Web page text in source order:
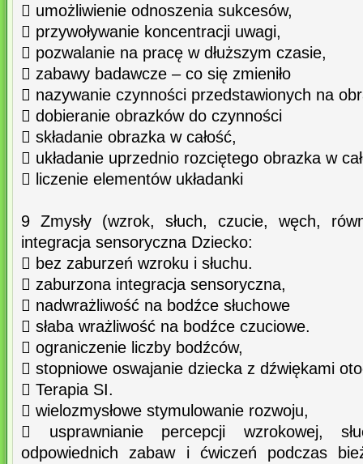
 umożliwienie odnoszenia sukcesów,
 przywoływanie koncentracji uwagi,
 pozwalanie na pracę w dłuższym czasie,
 zabawy badawcze – co się zmieniło
 nazywanie czynności przedstawionych na
 dobieranie obrazków do czynności
 składanie obrazka w całość,
 układanie uprzednio rozciętego obrazka w
 liczenie elementów układanki
9 Zmysły (wzrok, słuch, czucie, węch,
integracja sensoryczna Dziecko:
 bez zaburzeń wzroku i słuchu.
 zaburzona integracja sensoryczna,
 nadwrażliwość na bodźce słuchowe
 słaba wrażliwość na bodźce czuciowe.
 ograniczenie liczby bodźców,
 stopniowe oswajanie dziecka z dźwiękami
 Terapia SI.
 wielozmysłowe stymulowanie rozwoju,
 usprawnianie percepcji wzrokowej,
odpowiednich zabaw i ćwiczeń podczas